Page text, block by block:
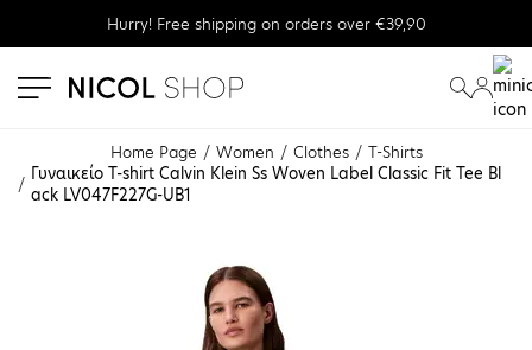
Hurry! Free shipping on orders over €39,90
Home Page Women Clothes
T-Shirts
Γυναικείο T-shirt Calvin Klein Ss Woven Label Classic Fit Tee Bl
ack LV047F227G-UB1